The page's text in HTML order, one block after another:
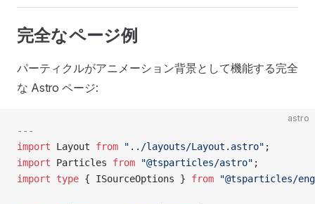
完全なページ例
パーティクルがアニメーション背景として機能する完全
な Astro ページ:
astro
---
import Layout from "../layouts/Layout.astro" ;
import Particles from "@tsparticles/astro" ;
import type { ISourceOptions } from "@tsparticles/